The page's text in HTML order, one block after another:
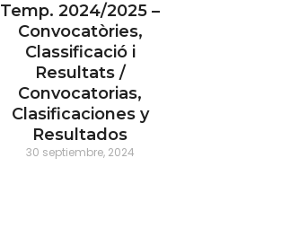
Temp. 2024/2025 –
Convocatòries,
Classificació i
Resultats /
Convocatorias,
Clasificaciones y
Resultados
30 septiembre, 2024